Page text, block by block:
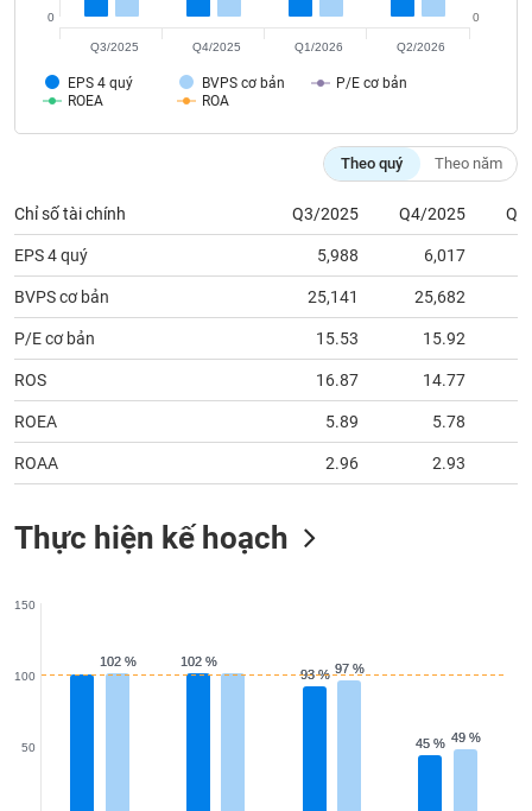
EPS 4 quý BVPS cơ bản
P/E cơ bản
ROEA
ROA
0 0
Q3/2025 Q4/2025 Q1/2026 Q2/2026
Theo quý Theo năm
Chỉ số tài chính Q3/2025 Q4/2025
EPS 4 quý 5,988 6,017
BVPS cơ bản 25,141 25,682
P/E cơ bản 15.53 15.92
ROS 16.87 14.77
ROEA 5.89 5.78
ROAA 2.96 2.93
Thực hiện kế hoạch
102 %
102 %
93 %
93 %
45 %
45 %
102 %
102 % 97 %
97 %
49 %
49 %
50
100
150